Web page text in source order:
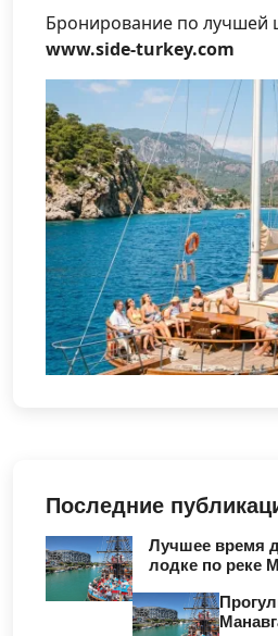
Бронирование по лучшей
www.side-turkey.com
Последние
Лучшее время
лодке по реке